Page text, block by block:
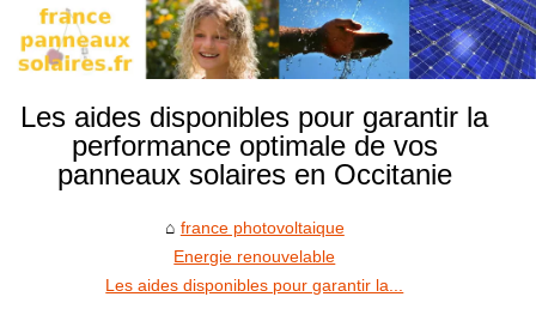
Les aides disponibles pour garantir la
performance optimale de vos
panneaux solaires en Occitanie
france photovoltaique
Energie renouvelable
Les aides disponibles pour garantir la...